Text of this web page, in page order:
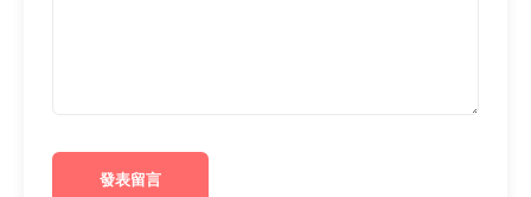
發表留言